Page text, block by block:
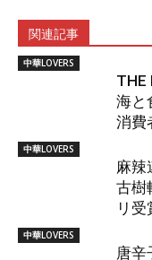
関連記事
中華LOVERS
THE
海と
消費
中華LOVERS
麻辣
古樹
リ受
中華LOVERS
唐辛